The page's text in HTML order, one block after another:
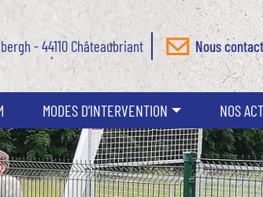
- 44110 Châteaubriant Nous
MODES D’INTERVENTION NOS